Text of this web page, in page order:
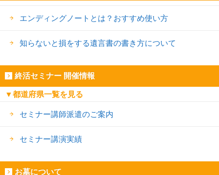
エンディングノートとは？おすすめ使い方
知らないと損をする遺言書の書き方について
終活セミナー 開催情報
▼都道府県一覧を見る
セミナー講師派遣のご案内
セミナー講演実績
お墓について